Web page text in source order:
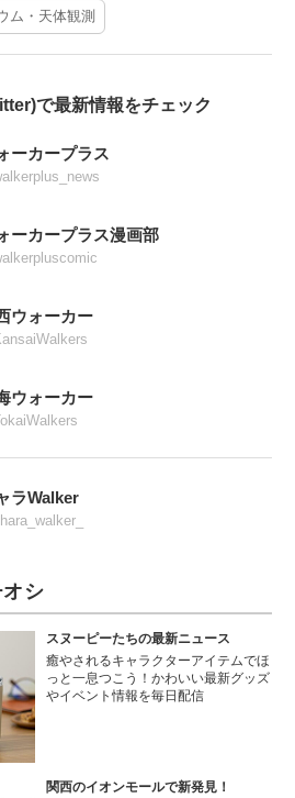
ム・天体観測
で最新情報をチェック
ーカープラス
ーカープラス漫画部
ウォーカー
ウォーカー
ラWalker
シ
スヌーピーたちの最新ニュース
癒やされるキャラクターアイテムでほ
っと一息つこう！かわいい最新グッズ
やイベント情報を毎日配信
関西のイオンモールで新発見！